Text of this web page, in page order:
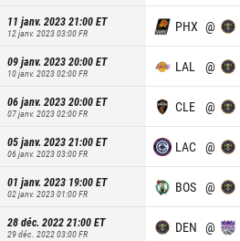
11 janv. 2023 21:00ET
12 janv. 2023 03:00FR PHX @
09 janv. 2023 20:00ET
10 janv. 2023 02:00FR LAL @
06 janv. 2023 20:00ET
07 janv. 2023 02:00FR CLE @
05 janv. 2023 21:00ET
06 janv. 2023 03:00FR LAC @
01 janv. 2023 19:00ET
02 janv. 2023 01:00FR BOS @
28 déc. 2022 21:00ET
29 déc. 2022 03:00FR DEN @